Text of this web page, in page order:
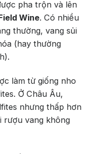
pha trộn và lên
Wine. Có nhiều
thường, vang sủi
(hay thường
làm từ giống nho
Ở Châu Âu,
nhưng thấp hơn
rượu vang không